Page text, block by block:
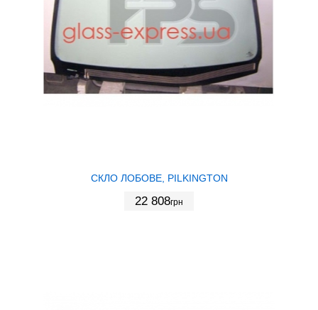
СКЛО ЛОБОВЕ, PILKINGTON
22 808грн